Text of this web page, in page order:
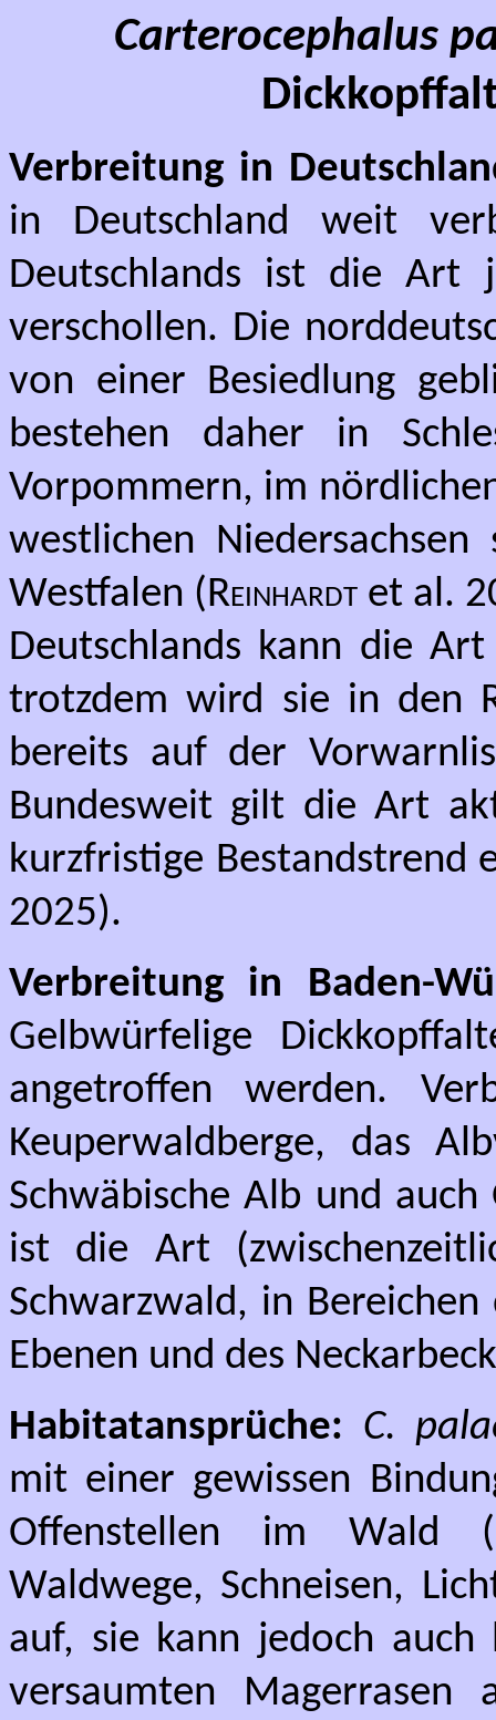
Carterocephalus
Verbreitung in
in Deutschland weit
Deutschlands ist die Art
verschollen. Die
von einer Besiedlung
bestehen daher in
Vorpommern, im
westlichen
Westfalen (Reinhardt et al.
Deutschlands kann die
trotzdem wird sie in den
bereits auf der
Bundesweit gilt die Art
kurzfristige Bestandstrend
2025).
Verbreitung in Baden-
Gelbwürfelige
angetroffen werden.
Keuperwaldberge, das
Schwäbische Alb und
ist die Art
Schwarzwald, in Bereichen
Ebenen und des
Habitatansprüche: C.
mit einer gewissen
Offenstellen im Wald
Waldwege, Schneisen,
auf, sie kann jedoch
versaumten Magerrasen